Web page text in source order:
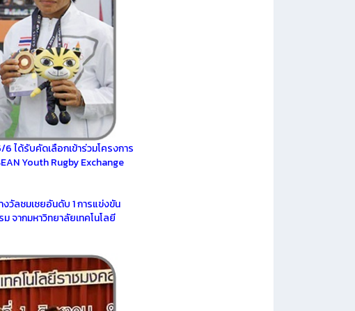
ได้รับคัดเลือกเข้าร่วมโครงการ
Youth Rugby Exchange
วัลชมเชยอันดับ 1การแข่งขัน
จากมหาวิทยาลัยเทคโนโลยี